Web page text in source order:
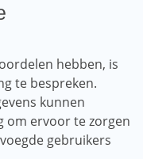
hebben, is
te bespreken.
kunnen
om ervoor te zorgen
gebruikers